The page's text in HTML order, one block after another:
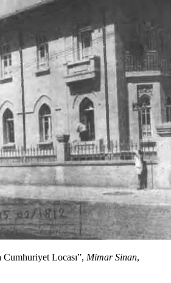
Locası”, Mimar Sinan,